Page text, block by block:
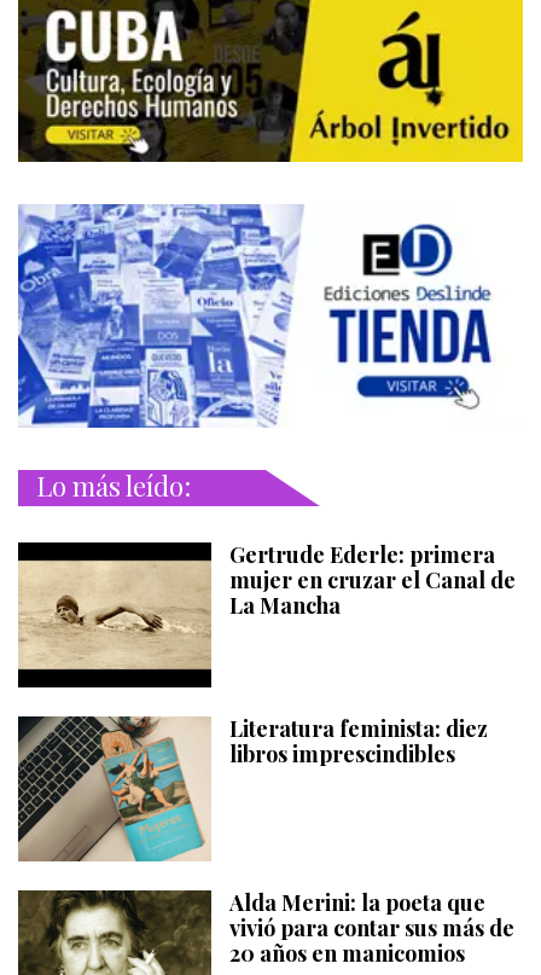
Lo más leído:
Gertrude Ederle: primera
mujer en cruzar el Canal de
La Mancha
Literatura feminista: diez
libros imprescindibles
Alda Merini: la poeta que
vivió para contar sus más de
20 años en manicomios